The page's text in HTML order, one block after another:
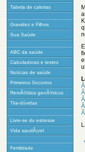
Tabela de calorias
Gravidez e Filhos
Sua Saúde
ABC da saúde
Calculadoras e testes
Notícias de saúde
Primeiros Socorros
RemÃ©dios genÃ©ricos
Tira-dúvidas
Livre-se do estresse
Vida saudÃ¡vel
Fertilidade